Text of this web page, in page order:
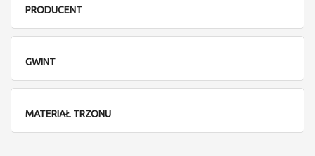
PRODUCENT
GWINT
MATERIAŁ TRZONU